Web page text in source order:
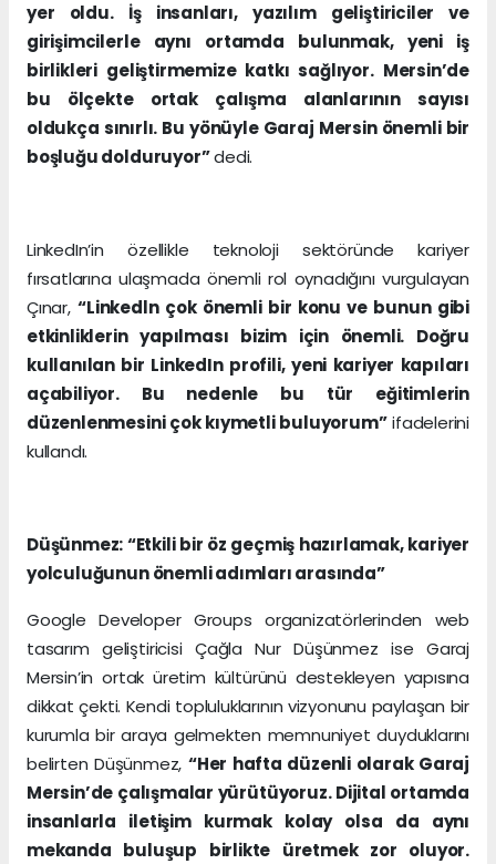
yer oldu. İş insanları, yazılım geliştiriciler ve
girişimcilerle aynı ortamda bulunmak, yeni iş
birlikleri geliştirmemize katkı sağlıyor. Mersin’de
bu ölçekte ortak çalışma alanlarının sayısı
oldukça sınırlı. Bu yönüyle Garaj Mersin önemli bir
boşluğu dolduruyor”dedi.
LinkedIn’in özellikle teknoloji sektöründe kariyer
fırsatlarına ulaşmada önemli rol oynadığını vurgulayan
Çınar,“Linkedln çok önemli bir konu ve bunun gibi
etkinliklerin yapılması bizim için önemli. Doğru
kullanılan bir LinkedIn profili, yeni kariyer kapıları
açabiliyor. Bu nedenle bu tür eğitimlerin
düzenlenmesini çok kıymetli buluyorum”ifadelerini
kullandı.
Düşünmez: “Etkili bir öz geçmiş hazırlamak, kariyer
yolculuğunun önemli adımları arasında”
Google Developer Groups organizatörlerinden web
tasarım geliştiricisi Çağla Nur Düşünmez ise Garaj
Mersin’in ortak üretim kültürünü destekleyen yapısına
dikkat çekti. Kendi topluluklarının vizyonunu paylaşan bir
kurumla bir araya gelmekten memnuniyet duyduklarını
belirten Düşünmez, “Her hafta düzenli olarak Garaj
Mersin’de çalışmalar yürütüyoruz. Dijital ortamda
insanlarla iletişim kurmak kolay olsa da aynı
mekanda buluşup birlikte üretmek zor oluyor.